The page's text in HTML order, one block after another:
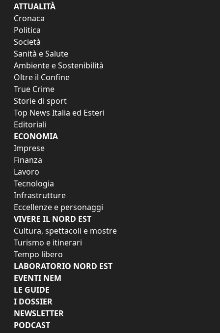
ATTUALITÀ
Cronaca
Politica
Società
Sanità e Salute
Ambiente e Sostenibilità
Oltre il Confine
True Crime
Storie di sport
Top News Italia ed Esteri
Editoriali
ECONOMIA
Imprese
Finanza
Lavoro
Tecnologia
Infrastrutture
Eccellenze e personaggi
VIVERE IL NORD EST
Cultura, spettacoli e mostre
Turismo e itinerari
Tempo libero
LABORATORIO NORD EST
EVENTI NEM
LE GUIDE
I DOSSIER
NEWSLETTER
PODCAST